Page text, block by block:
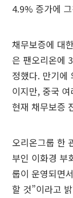
4.9% 증가에
채무보증에 대
은 팬오리온에
정했다. 만기에
이지만, 중국
현재 채무보증
오리온그룹 한
부인 이화경 부
룹이 운영되면
할 것”이라고